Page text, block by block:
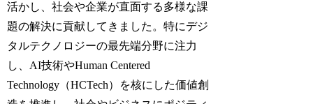
活かし、社会や企業が直面する多様な課
題の解決に貢献してきました。特にデジ
タルテクノロジーの最先端分野に注力
し、AI技術やHuman Centered
Technology（HCTech）を核にした価値創